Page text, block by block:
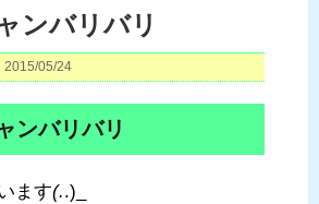
ンバリバリ
05/24
ンバリバリ
ます(..)_